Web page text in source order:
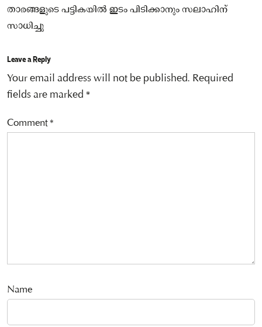
താരങ്ങളുടെ പട്ടികയിൽ ഇടം പിടിക്കാനും സലാഹിന്
സാധിച്ചു
Leave a Reply
Your email address will not be published. Required
fields are marked *
Comment*
Name